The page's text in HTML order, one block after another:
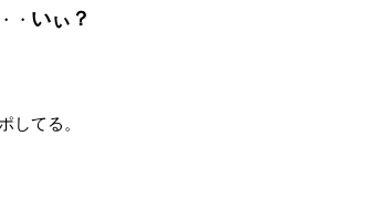
・ いぃ？
してる。